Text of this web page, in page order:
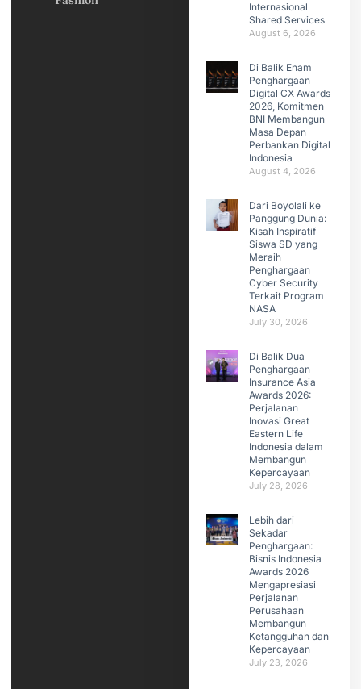
Internasional
Shared Services
August 6, 2026
Di Balik Enam
Penghargaan
Digital CX Awards
2026, Komitmen
BNI Membangun
Masa Depan
Perbankan Digital
Indonesia
August 4, 2026
Dari Boyolali ke
Panggung Dunia:
Kisah Inspiratif
Siswa SD yang
Meraih
Penghargaan
Cyber Security
Terkait Program
NASA
July 30, 2026
Di Balik Dua
Penghargaan
Insurance Asia
Awards 2026:
Perjalanan
Inovasi Great
Eastern Life
Indonesia dalam
Membangun
Kepercayaan
July 28, 2026
Lebih dari
Sekadar
Penghargaan:
Bisnis Indonesia
Awards 2026
Mengapresiasi
Perjalanan
Perusahaan
Membangun
Ketangguhan dan
Kepercayaan
July 23, 2026